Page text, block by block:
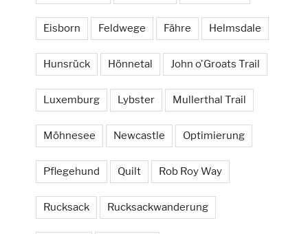
Eisborn Feldwege Fähre Helmsdale
Hunsrück Hönnetal John o'Groats Trail
Luxemburg Lybster Mullerthal Trail
Möhnesee Newcastle Optimierung
Pflegehund Quilt Rob Roy Way
Rucksack Rucksackwanderung